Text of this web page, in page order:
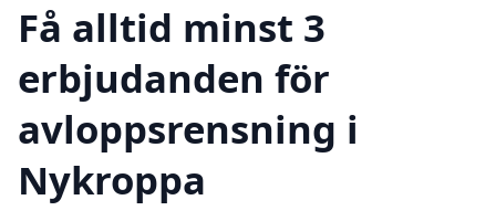
Få alltid minst 3
erbjudanden för
avloppsrensning i
Nykroppa